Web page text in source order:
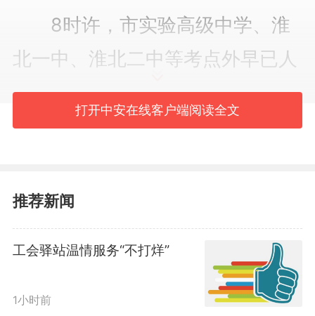
8时许，市实验高级中学、淮
北一中、淮北二中等考点外早已人
山人海。为了给孩子们讨个好彩
头，不少送考家长和教师精心装
考场外一道亮丽的风景线。在市第
十二中学考点门口，记者看到不少
母亲身着各式旗袍，有的手持鲜
花，有的高举写有“金榜题名”的加
打开中安在线客户端阅读全文
推荐新闻
工会驿站温情服务“不打烊”
1小时前